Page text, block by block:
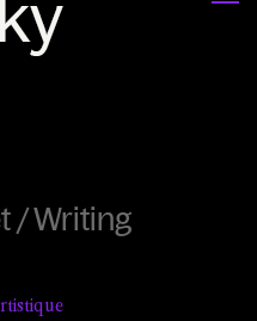
/ Writing